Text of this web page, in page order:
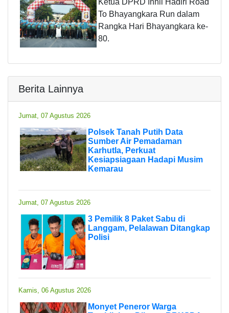
To Bhayangkara Run dalam
Rangka Hari Bhayangkara ke-
80.
Berita Lainnya
Jumat, 07 Agustus 2026
Polsek Tanah Putih Data
Sumber Air Pemadaman
Karhutla, Perkuat
Kesiapsiagaan Hadapi Musim
Kemarau
Jumat, 07 Agustus 2026
3 Pemilik 8 Paket Sabu di
Langgam, Pelalawan Ditangkap
Polisi
Kamis, 06 Agustus 2026
Monyet Peneror Warga